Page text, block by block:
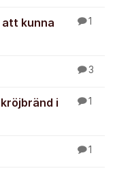
kunna
1
3
i
1
1